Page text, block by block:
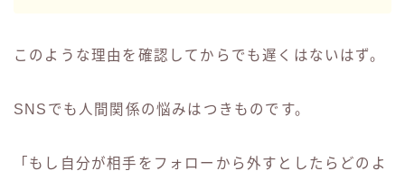
このような理由を確認してからでも遅くはないはず。
SNSでも人間関係の悩みはつきものです。
「もし自分が相手をフォローから外すとしたらどのよ